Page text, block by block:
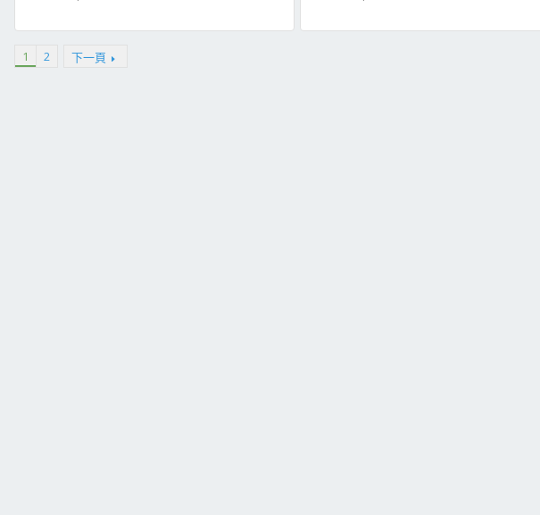
1 2 下一頁